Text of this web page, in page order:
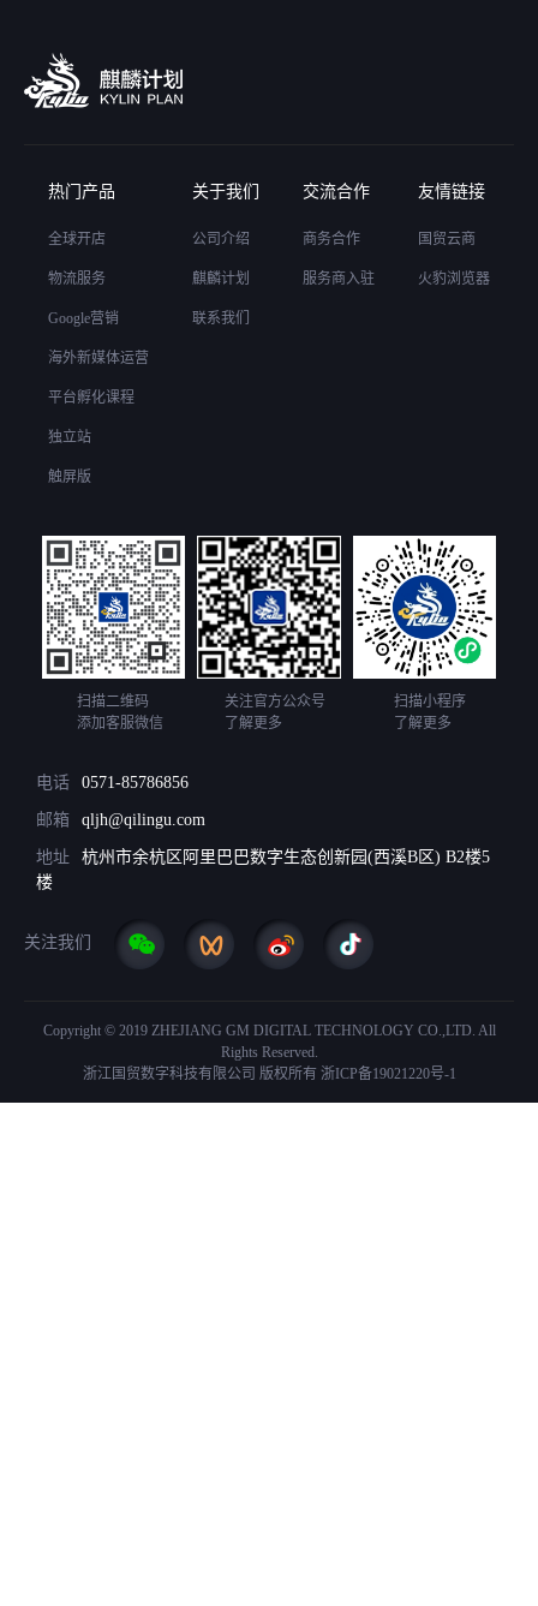
热门产品
全球开店
物流服务
Google营销
海外新媒体运营
平台孵化课程
独立站
触屏版
关于我们
公司介绍
麒麟计划
联系我们
交流合作
商务合作
服务商入驻
友情链接
国贸云商
火豹浏览器
扫描二维码
添加客服微信
关注官方公众号
了解更多
扫描小程序
了解更多
电话 0571-85786856
邮箱 qljh@qilingu.com
地址
杭州市余杭区阿里巴巴数字生态创新园(西溪B区) B2楼5
楼
关注我们
Copyright © 2019 ZHEJIANG GM DIGITAL TECHNOLOGY CO.,LTD. All
Rights Reserved.
浙江国贸数字科技有限公司 版权所有 浙ICP备19021220号-1